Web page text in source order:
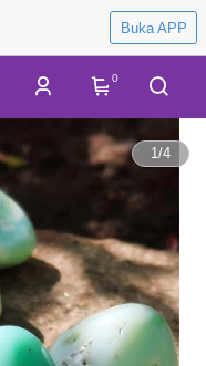
Buka APP
0
1/4